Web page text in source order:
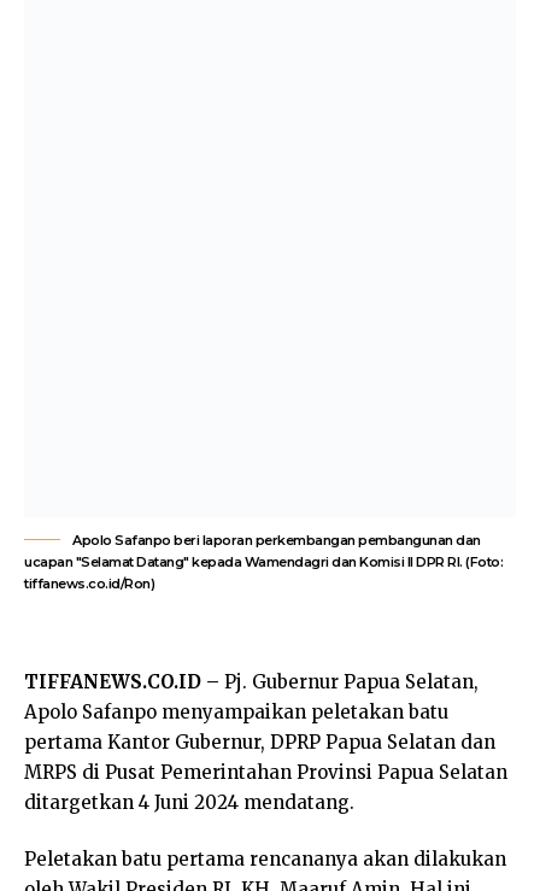
Apolo Safanpo beri laporan perkembangan pembangunan dan
ucapan "Selamat Datang" kepada Wamendagri dan Komisi II DPR RI. (Foto:
tiffanews.co.id/Ron)
TIFFANEWS.CO.ID – Pj. Gubernur Papua Selatan,
Apolo Safanpo menyampaikan peletakan batu
pertama Kantor Gubernur, DPRP Papua Selatan dan
MRPS di Pusat Pemerintahan Provinsi Papua Selatan
ditargetkan 4 Juni 2024 mendatang.
Peletakan batu pertama rencananya akan dilakukan